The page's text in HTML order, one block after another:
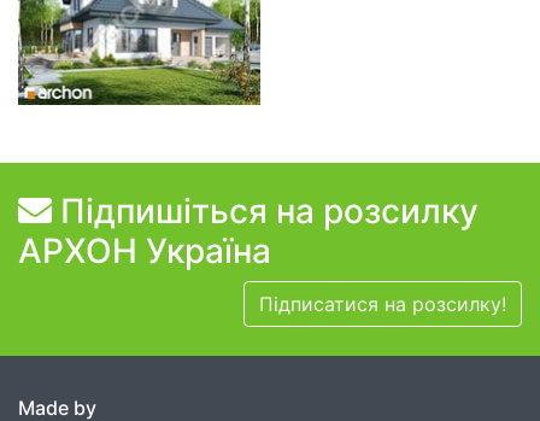
Підпишіться на розсилку
АРХОН Україна
Підписатися на розсилку!
Made by